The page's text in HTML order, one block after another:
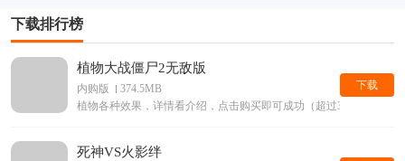
下载排行榜
植物大战僵尸2无敌版
内购版
374.5MB
植物各种效果，详情看介绍，点击购买即可成功（超过30元的物品无
下载
死神VS火影绊